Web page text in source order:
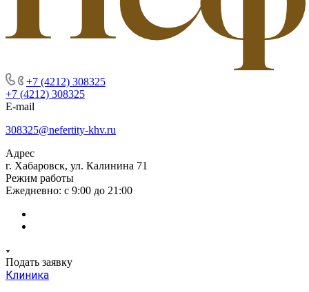
+7 (4212) 308325
+7 (4212) 308325
E-mail
308325@nefertity-khv.ru
Адрес
г. Хабаровск, ул. Калинина 71
Режим работы
Ежедневно: с 9:00 до 21:00
Подать заявку
Клиника